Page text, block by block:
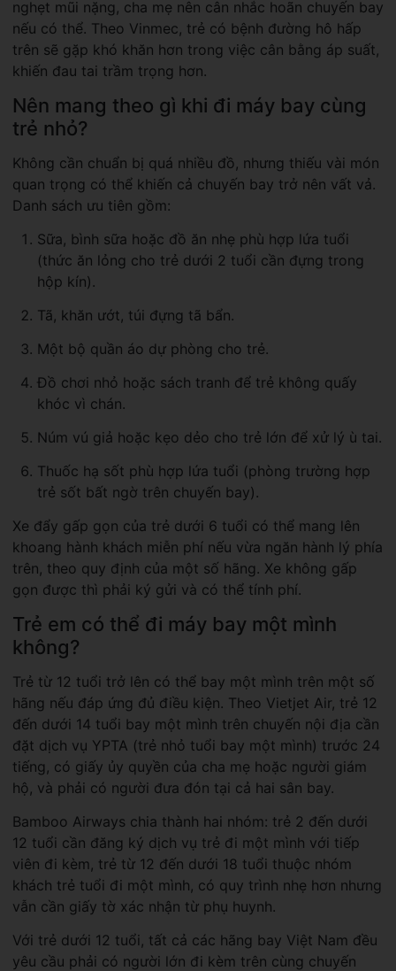
nghẹt mũi nặng, cha mẹ nên cân nhắc hoãn chuyến bay
nếu có thể. Theo Vinmec, trẻ có bệnh đường hô hấp
trên sẽ gặp khó khăn hơn trong việc cân bằng áp suất,
khiến đau tai trầm trọng hơn.
Nên mang theo gì khi đi máy bay cùng
trẻ nhỏ?
Không cần chuẩn bị quá nhiều đồ, nhưng thiếu vài món
quan trọng có thể khiến cả chuyến bay trở nên vất vả.
Danh sách ưu tiên gồm:
Sữa, bình sữa hoặc đồ ăn nhẹ phù hợp lứa tuổi
(thức ăn lỏng cho trẻ dưới 2 tuổi cần đựng trong
hộp kín).
Tã, khăn ướt, túi đựng tã bẩn.
Một bộ quần áo dự phòng cho trẻ.
Đồ chơi nhỏ hoặc sách tranh để trẻ không quấy
khóc vì chán.
Núm vú giả hoặc kẹo dẻo cho trẻ lớn để xử lý ù tai.
Thuốc hạ sốt phù hợp lứa tuổi (phòng trường hợp
trẻ sốt bất ngờ trên chuyến bay).
Xe đẩy gấp gọn của trẻ dưới 6 tuổi có thể mang lên
khoang hành khách miễn phí nếu vừa ngăn hành lý phía
trên, theo quy định của một số hãng. Xe không gấp
gọn được thì phải ký gửi và có thể tính phí.
Trẻ em có thể đi máy bay một mình
không?
Trẻ từ 12 tuổi trở lên có thể bay một mình trên một số
hãng nếu đáp ứng đủ điều kiện. Theo Vietjet Air, trẻ 12
đến dưới 14 tuổi bay một mình trên chuyến nội địa cần
đặt dịch vụ YPTA (trẻ nhỏ tuổi bay một mình) trước 24
tiếng, có giấy ủy quyền của cha mẹ hoặc người giám
hộ, và phải có người đưa đón tại cả hai sân bay.
Bamboo Airways chia thành hai nhóm: trẻ 2 đến dưới
12 tuổi cần đăng ký dịch vụ trẻ đi một mình với tiếp
viên đi kèm, trẻ từ 12 đến dưới 18 tuổi thuộc nhóm
khách trẻ tuổi đi một mình, có quy trình nhẹ hơn nhưng
vẫn cần giấy tờ xác nhận từ phụ huynh.
Với trẻ dưới 12 tuổi, tất cả các hãng bay Việt Nam đều
yêu cầu phải có người lớn đi kèm trên cùng chuyến